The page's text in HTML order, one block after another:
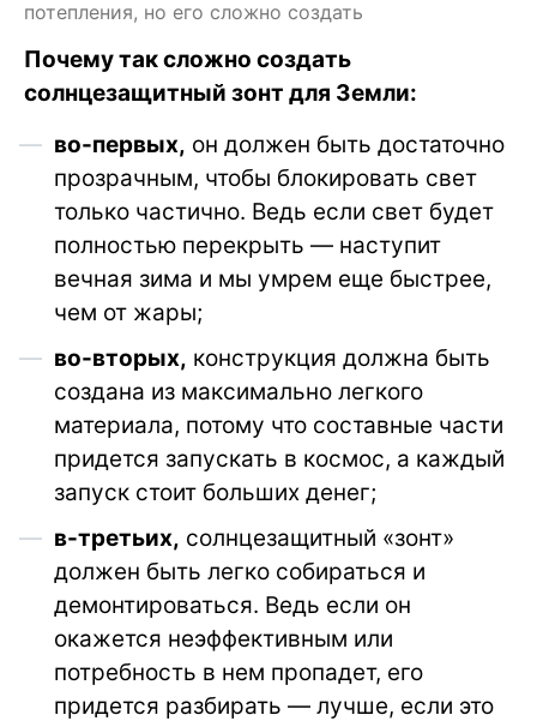
потепления, но его сложно создать
Почему так сложно создать
солнцезащитный зонт для Земли:
во-первых, он должен быть достаточно
прозрачным, чтобы блокировать свет
только частично. Ведь если свет будет
полностью перекрыть — наступит
вечная зима и мы умрем еще быстрее,
чем от жары;
во-вторых, конструкция должна быть
создана из максимально легкого
материала, потому что составные части
придется запускать в космос, а каждый
запуск стоит больших денег;
в-третьих, солнцезащитный «зонт»
должен быть легко собираться и
демонтироваться. Ведь если он
окажется неэффективным или
потребность в нем пропадет, его
придется разбирать — лучше, если это